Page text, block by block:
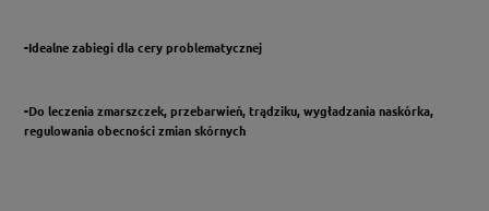
-Idealne zabiegi dla cery problematycznej
-Do leczenia zmarszczek, przebarwień, trądziku, wygładzania naskórka,
regulowania obecności zmian skórnych